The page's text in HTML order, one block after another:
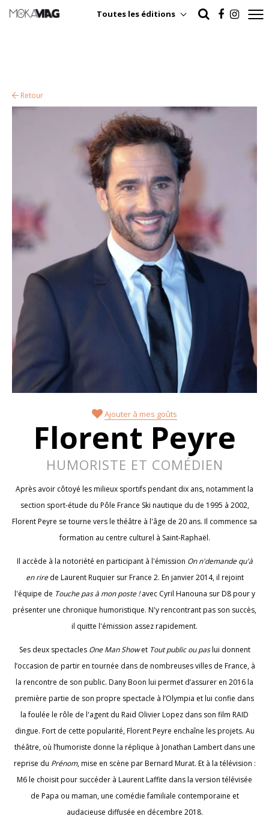
Toutes les éditions
Retour
Florent Peyre
Ajouter à mes goûts
HUMORISTE ET COMÉDIEN
Après avoir côtoyé les milieux sportifs pendant dix ans, notamment la
section sport-étude du Pôle France Ski nautique du de 1995 à 2002,
Florent Peyre se tourne vers le théâtre à l'âge de 20 ans. Il commence sa
formation au centre culturel à Saint-Raphaël.
Il accède à la notoriété en participant à l'émission On n'demande qu'à
en rirede Laurent Ruquier sur France 2. En janvier 2014, il rejoint
l'équipe de Touche pas à mon poste !avec Cyril Hanouna sur D8 pour y
présenter une chronique humoristique. N'y rencontrant pas son succès,
il quitte l'émission assez rapidement.
Ses deux spectacles One Man Showet Tout public ou paslui donnent
l’occasion de partir en tournée dans de nombreuses villes de France, à
la rencontre de son public. Dany Boon lui permet d’assurer en 2016 la
première partie de son propre spectacle à l’Olympia et lui confie dans
la foulée le rôle de l'agent du Raid Olivier Lopez dans son film RAID
dingue. Fort de cette popularité, Florent Peyre enchaîne les projets. Au
théâtre, où l’humoriste donne la réplique à Jonathan Lambert dans une
reprise du Prénom, mise en scène par Bernard Murat. Et à la télévision :
M6 le choisit pour succéder à Laurent Laffite dans la version télévisée
de Papa ou maman, une comédie familiale contemporaine et
audacieuse diffusée en décembre 2018.